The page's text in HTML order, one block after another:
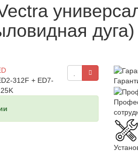
312F + ED7-